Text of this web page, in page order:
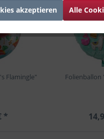
Flamingle"
*
Folienballon
akzeptieren Alle